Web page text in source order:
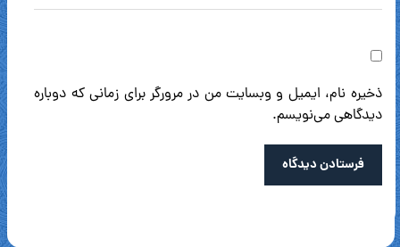
ذخیره نام، ایمیل و وبسایت من در مرورگر برای زمانی که دوباره
دیدگاهی می‌نویسم.
فرستادن دیدگاه